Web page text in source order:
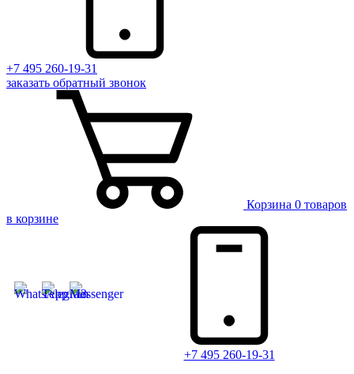
+7 495 260-19-31
заказать обратный звонок
Корзина 0 товаров
в корзине
+7 495 260-19-31